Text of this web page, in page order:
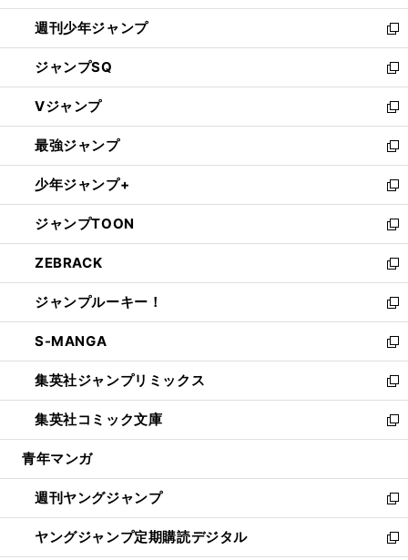
開
く
週刊少年ジャンプ
新
し
い
ウ
ィ
ン
ド
ウ
で
開
く
ジャンプSQ
新
し
い
ウ
ィ
ン
ド
ウ
で
開
く
Vジャンプ
新
し
い
ウ
ィ
ン
ド
ウ
で
開
く
最強ジャンプ
新
し
い
ウ
ィ
ン
ド
ウ
で
開
く
少年ジャンプ+
新
し
い
ウ
ィ
ン
ド
ウ
で
開
く
ジャンプTOON
新
し
い
ウ
ィ
ン
ド
ウ
で
開
く
ZEBRACK
新
し
い
ウ
ィ
ン
ド
ウ
で
開
ジャンプルーキー！
新
し
い
ウ
ィ
ン
ド
ウ
開
く
S-MANGA
新
し
い
ウ
ィ
ン
ウ
で
開
く
集英社ジャンプリミックス
新
し
い
ウ
ン
ド
ウ
で
開
集英社コミック文庫
新
し
ウ
ィ
ン
ド
青年マンガ
週刊ヤングジャンプ
新
し
い
ヤングジャンプ定期購読デジタル
新